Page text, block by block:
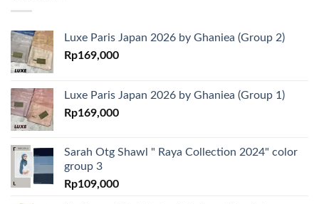
Luxe Paris Japan 2026 by Ghaniea (Group 2)
Rp169,000
Luxe Paris Japan 2026 by Ghaniea (Group 1)
Rp169,000
Sarah Otg Shawl " Raya Collection 2024" color
group 3
Rp109,000